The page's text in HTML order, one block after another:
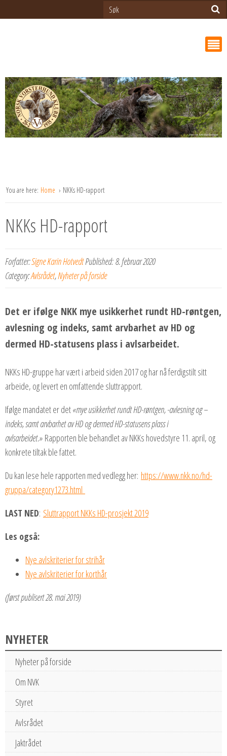
You are here: Home NKKs HD-rapport
NKKs HD-rapport
Forfatter:Signe Karin HotvedtPublished: 8. februar 2020
Category:Avlsrådet,Nyheter på forside
Det er ifølge NKK mye usikkerhet rundt HD-røntgen,
avlesning og indeks, samt arvbarhet av HD og
dermed HD-statusens plass i avlsarbeidet.
NKKs HD-gruppe har vært i arbeid siden 2017 og har nå ferdigstilt sitt
arbeide, og levert en omfattende sluttrapport.
Ifølge mandatet er det«mye usikkerhet rundt HD-røntgen, -avlesning og –
indeks, samt arvbarhet av HD og dermed HD-statusens plass i
avlsarbeidet.» Rapporten ble behandlet av NKKs hovedstyre 11. april, og
konkrete tiltak ble fattet.
Du kan lese hele rapporten med vedlegg her: https://www.nkk.no/hd-
gruppa/category1273.html
LAST NED: Sluttrapport NKKs HD-prosjekt 2019
Les også:
Nye avlskriterier for strihår
Nye avlskriterier for korthår
(først publisert 28. mai 2019)
NYHETER
Nyheter på forside
Om NVK
Styret
Avlsrådet
Jaktrådet